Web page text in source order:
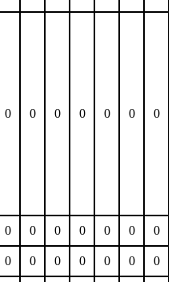
0 0 0 0 0 0 0
0 0 0 0 0 0 0
0 0 0 0 0 0 0